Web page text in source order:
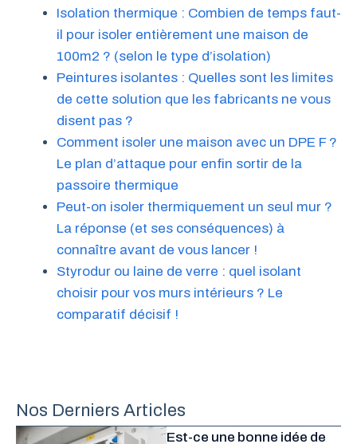
Isolation thermique : Combien de temps faut-
il pour isoler entièrement une maison de
100m2 ? (selon le type d’isolation)
Peintures isolantes : Quelles sont les limites
de cette solution que les fabricants ne vous
disent pas ?
Comment isoler une maison avec un DPE F ?
Le plan d’attaque pour enfin sortir de la
passoire thermique
Peut-on isoler thermiquement un seul mur ?
La réponse (et ses conséquences) à
connaître avant de vous lancer !
Styrodur ou laine de verre : quel isolant
choisir pour vos murs intérieurs ? Le
comparatif décisif !
Nos Derniers Articles
Est-ce une bonne idée de